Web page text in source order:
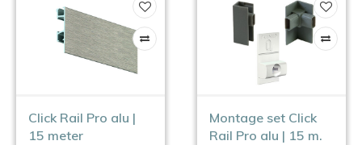
Click Rail Pro alu |
15 meter
Montage set Click
Rail Pro alu | 15 m.